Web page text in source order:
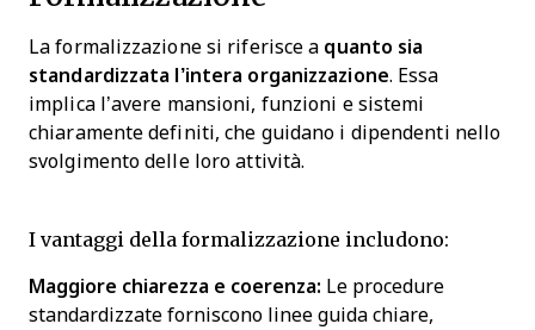
La formalizzazione si riferisce a quanto sia
standardizzata l’intera organizzazione. Essa
implica l’avere mansioni, funzioni e sistemi
chiaramente definiti, che guidano i dipendenti nello
svolgimento delle loro attività.
I vantaggi della formalizzazione includono:
Maggiore chiarezza e coerenza: Le procedure
standardizzate forniscono linee guida chiare,